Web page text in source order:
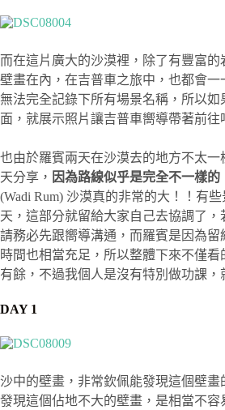
而在這片廣大的沙漠裡，除了有豐富的
壁畫在內，在吉普車之旅中，也都會
無法完全記錄下所有場景名稱，所以
面，就展示照片讓吉普車嚮導帶著前往
也由於羅賓兩天在沙漠去的地方不太
天分享， 因為路線似乎是完全不一樣的
(Wadi Rum) 沙漠真的非常的大！！有
天，這部分就留給大家自己去協調了，
請務必先跟嚮導溝通，而羅賓是因為留
時間也相當充足，所以整體下來不僅
有餘，不過我個人是沒有特別做功課，
DAY 1
沙中的壁畫，非常欽佩能發現這個壁
發現這個佔地不大的壁畫，是相當不容